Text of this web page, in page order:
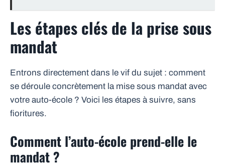
Les étapes clés de la prise sous
mandat
Entrons directement dans le vif du sujet : comment
se déroule concrètement la mise sous mandat avec
votre auto-école ? Voici les étapes à suivre, sans
fioritures.
Comment l’auto-école prend-elle le
mandat ?